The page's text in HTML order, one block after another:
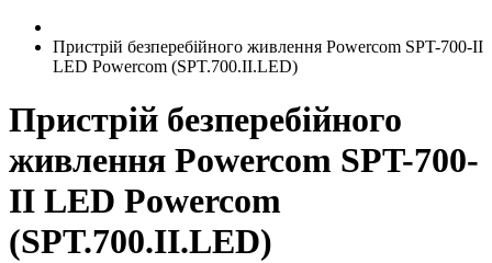
Пристрій безперебійного живлення Powercom SPT-700-II
LED Powercom (SPT.700.II.LED)
Пристрій безперебійного
живлення Powercom SPT-700-
II LED Powercom
(SPT.700.II.LED)